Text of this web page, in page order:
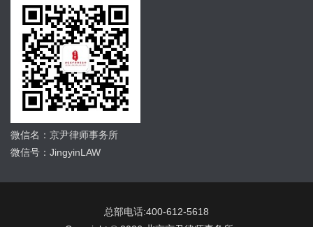
微信名：京尹律师事务所
微信号：JingyinLAW
总部电话:400-612-5618